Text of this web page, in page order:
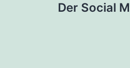
Der Social